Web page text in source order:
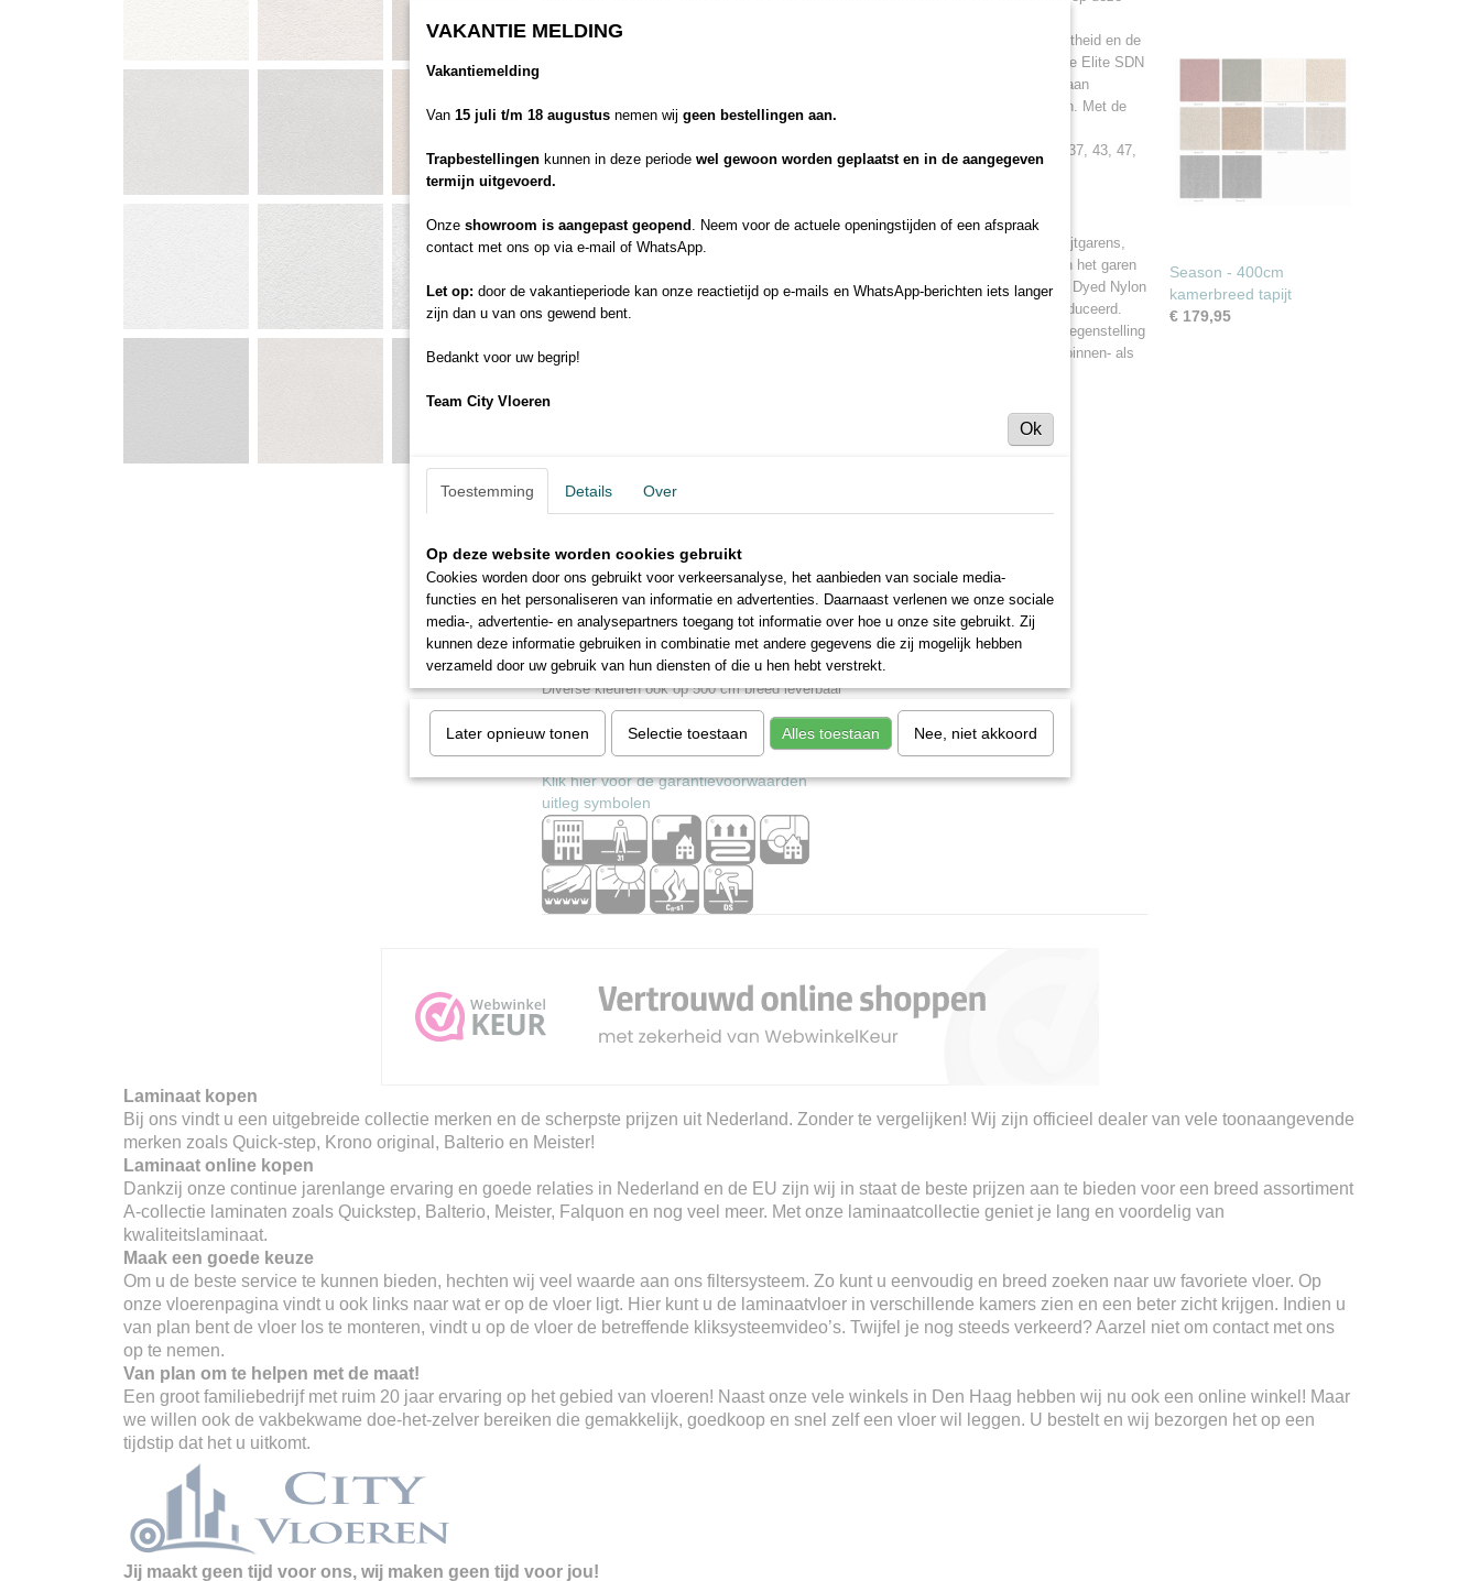
Ook wel eens gehoord van de ‘schoenen & sokken uit’ garantie? De hoge pooldichtheid en de
zachte garens geven de Elite SDN een comfortabel en een luxueuze look & feel. De Elite SDN
is dan ook een kwalitatief hoogstaand product met comfortklasse 5. De diversiteit aan
eigentijdse, effen kleuren maakt dat dit tapijt makkelijk in elk interieur is te plaatsen. Met de
Elite SDN is het genieten van een warme en sfeervolle stemming in huis!
500 cm nodig? De volgende nummers zijn ook leverbaar op 500 cm breed: 30, 35, 37, 43, 47,
90, 93, 96 en 98.
Radijs versus Wortel
De meeste tapijten in Nederland worden geproduceerd met normale, polyamide tapijtgarens,
die na de productie worden geverfd. Op deze manier wordt alleen de buitenkant van het garen
geverfd. Denk aan een radijs: de binnenkant is wit, de buitenkant rood. Bij Solution Dyed Nylon
wordt eerst de vezel geverfd, pas daarna worden van deze vezels de garens geproduceerd.
Hierdoor is het garen door en door gekleurd. Stel je in dit geval een wortel voor: in tegenstelling
tot een radijs, die alleen aan de buitenkant kleur heeft, is een wortel zowel van de binnen- als
PLUSPUNTEN
Comfortklasse 5
Uitermate geschikt voor projectmatig gebruik
UV- en bleekmiddelbestendig
Geen kleurverschillen op de naden
Een uitermate zacht en luxueus tapijt
Kleurecht &
Slijtvast
Duurzaam
kleurvast
Diverse kleuren ook op 500 cm breed leverbaar
HANDIGE LINKS
Klik hier voor de leginstructies
Klik hier voor de garantievoorwaarden
uitleg symbolen
Season - 400cm
kamerbreed tapijt
€ 179,95
Laminaat kopen
Bij ons vindt u een uitgebreide collectie merken en de scherpste prijzen uit Nederland. Zonder te vergelijken! Wij zijn officieel dealer van vele toonaangevende
merken zoals Quick-step, Krono original, Balterio en Meister!
Laminaat online kopen
Dankzij onze continue jarenlange ervaring en goede relaties in Nederland en de EU zijn wij in staat de beste prijzen aan te bieden voor een breed assortiment
A-collectie laminaten zoals Quickstep, Balterio, Meister, Falquon en nog veel meer. Met onze laminaatcollectie geniet je lang en voordelig van
kwaliteitslaminaat.
Maak een goede keuze
Om u de beste service te kunnen bieden, hechten wij veel waarde aan ons filtersysteem. Zo kunt u eenvoudig en breed zoeken naar uw favoriete vloer. Op
onze vloerenpagina vindt u ook links naar wat er op de vloer ligt. Hier kunt u de laminaatvloer in verschillende kamers zien en een beter zicht krijgen. Indien u
van plan bent de vloer los te monteren, vindt u op de vloer de betreffende kliksysteemvideo’s. Twijfel je nog steeds verkeerd? Aarzel niet om contact met ons
op te nemen.
Van plan om te helpen met de maat!
Een groot familiebedrijf met ruim 20 jaar ervaring op het gebied van vloeren! Naast onze vele winkels in Den Haag hebben wij nu ook een online winkel! Maar
we willen ook de vakbekwame doe-het-zelver bereiken die gemakkelijk, goedkoop en snel zelf een vloer wil leggen. U bestelt en wij bezorgen het op een
tijdstip dat het u uitkomt.
Jij maakt geen tijd voor ons, wij maken geen tijd voor jou!
VAKANTIE MELDING
Vakantiemelding
Van 15 juli t/m 18 augustus nemen wij geen bestellingen aan.
Trapbestellingen kunnen in deze periode wel gewoon worden geplaatst en in de aangegeven
termijn uitgevoerd.
Onze showroom is aangepast geopend . Neem voor de actuele openingstijden of een afspraak
contact met ons op via e-mail of WhatsApp.
Let op: door de vakantieperiode kan onze reactietijd op e-mails en WhatsApp-berichten iets langer
zijn dan u van ons gewend bent.
Bedankt voor uw begrip!
Team City Vloeren
Ok
Toestemming Details Over
Op deze website worden cookies gebruikt
Cookies worden door ons gebruikt voor verkeersanalyse, het aanbieden van sociale media-
functies en het personaliseren van informatie en advertenties. Daarnaast verlenen we onze sociale
media-, advertentie- en analysepartners toegang tot informatie over hoe u onze site gebruikt. Zij
kunnen deze informatie gebruiken in combinatie met andere gegevens die zij mogelijk hebben
verzameld door uw gebruik van hun diensten of die u hen hebt verstrekt.
Later opnieuw tonen Selectie toestaan Alles toestaan Nee, niet akkoord